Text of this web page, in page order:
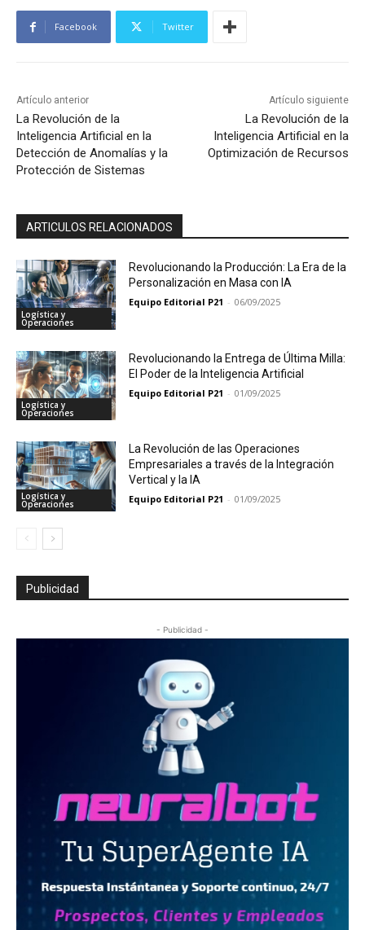
Facebook Twitter
Artículo anterior
La Revolución de la
Inteligencia Artificial en la
Detección de Anomalías y la
Protección de Sistemas
Artículo siguiente
La Revolución de la
Inteligencia Artificial en la
Optimización de Recursos
ARTICULOS RELACIONADOS
Logística y
Operaciones
Revolucionando la Producción: La Era de la
Personalización en Masa con IA
Equipo Editorial P21 - 06/09/2025
Logística y
Operaciones
Revolucionando la Entrega de Última Milla:
El Poder de la Inteligencia Artificial
Equipo Editorial P21 - 01/09/2025
Logística y
Operaciones
La Revolución de las Operaciones
Empresariales a través de la Integración
Vertical y la IA
Equipo Editorial P21 - 01/09/2025
Publicidad
- Publicidad -